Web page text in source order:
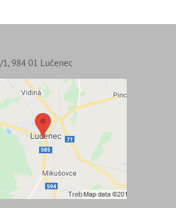
1, 984 01 Lučenec